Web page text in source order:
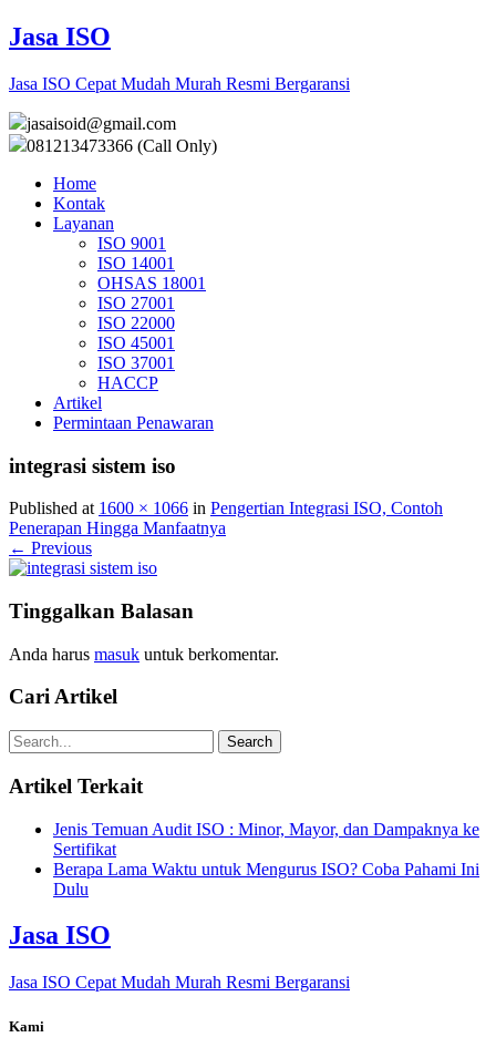
Jasa ISO
Jasa ISO Cepat Mudah Murah Resmi Bergaransi
jasaisoid@gmail.com
081213473366 (Call Only)
Home
Kontak
Layanan
ISO 9001
ISO 14001
OHSAS 18001
ISO 27001
ISO 22000
ISO 45001
ISO 37001
HACCP
Artikel
Permintaan Penawaran
integrasi sistem iso
Published at 1600 × 1066 in Pengertian Integrasi ISO, Contoh
Penerapan Hingga Manfaatnya
← Previous
Tinggalkan Balasan
Anda harus masuk untuk berkomentar.
Cari Artikel
Artikel Terkait
Jenis Temuan Audit ISO : Minor, Mayor, dan Dampaknya ke
Sertifikat
Berapa Lama Waktu untuk Mengurus ISO? Coba Pahami Ini
Dulu
Jasa ISO
Jasa ISO Cepat Mudah Murah Resmi Bergaransi
Kami